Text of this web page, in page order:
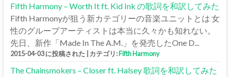
Fifth Harmony – Worth It ft. Kid Ink の歌詞を和訳してみた
Fifth Harmonyが狙う新カテゴリーの音楽ユニットとは 女
性のグループアーティストは本当に久々かも知れない。
先日、新作「Made In The A.M.」を発売したOne D...
2015-04-03 に投稿された カテゴリ:Fifth Harmony
The Chainsmokers – Closer ft. Halsey 歌詞を和訳してみた